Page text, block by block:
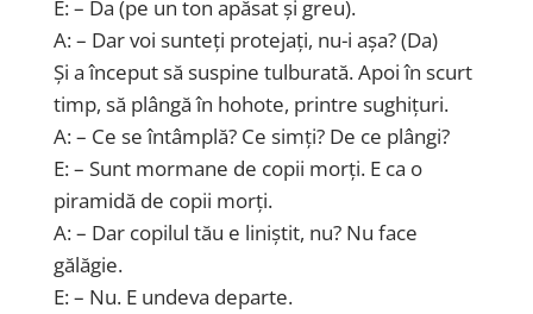
E: – Da (pe un ton apăsat și greu).
A: – Dar voi sunteți protejați, nu-i așa? (Da)
Și a început să suspine tulburată. Apoi în scurt
timp, să plângă în hohote, printre sughițuri.
A: – Ce se întâmplă? Ce simți? De ce plângi?
E: – Sunt mormane de copii morți. E ca o
piramidă de copii morți.
A: – Dar copilul tău e liniștit, nu? Nu face
gălăgie.
E: – Nu. E undeva departe.